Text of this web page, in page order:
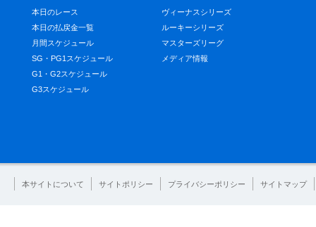
本日のレース
本日の払戻金一覧
月間スケジュール
SG・PG1スケジュール
G1・G2スケジュール
G3スケジュール
ヴィーナスシリーズ
ルーキーシリーズ
マスターズリーグ
メディア情報
本サイトについて サイトポリシー プライバシーポリシー サイトマップ